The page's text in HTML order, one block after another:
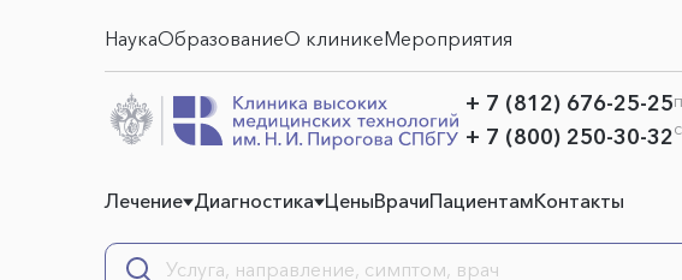
НаукаОбразованиеО клиникеМероприятия
+ 7 (812) 676-25-25
+ 7 (800) 250-30-32
Лечение Диагностика ЦеныВрачиПациентамКонтакты